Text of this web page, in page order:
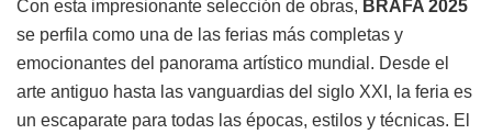
Con esta impresionante selección de obras, BRAFA 2025
se perfila como una de las ferias más completas y
emocionantes del panorama artístico mundial. Desde el
arte antiguo hasta las vanguardias del siglo XXI, la feria es
un escaparate para todas las épocas, estilos y técnicas. El